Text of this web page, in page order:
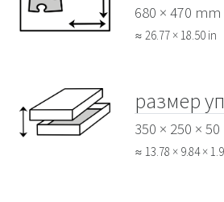
680 × 470 mm
≈ 26.77 × 18.50 in
размер
350 × 250 ×
≈ 13.78 × 9.84 ×